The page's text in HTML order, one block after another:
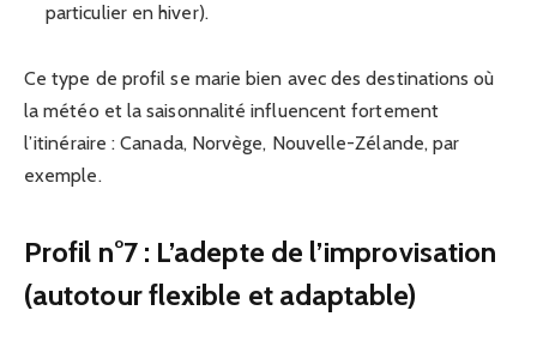
particulier en hiver).
Ce type de profil se marie bien avec des destinations où
la météo et la saisonnalité influencent fortement
l’itinéraire : Canada, Norvège, Nouvelle-Zélande, par
exemple.
Profil n°7 : L’adepte de l’improvisation
(autotour flexible et adaptable)